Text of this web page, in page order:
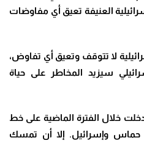
العنيفة تعيق أي مفاوضات
لا تتوقف وتعيق أي تفاوض،
سيزيد المخاطر على حياة
خلال الفترة الماضية على خط
حماس وإسرائيل. إلا أن تمسك